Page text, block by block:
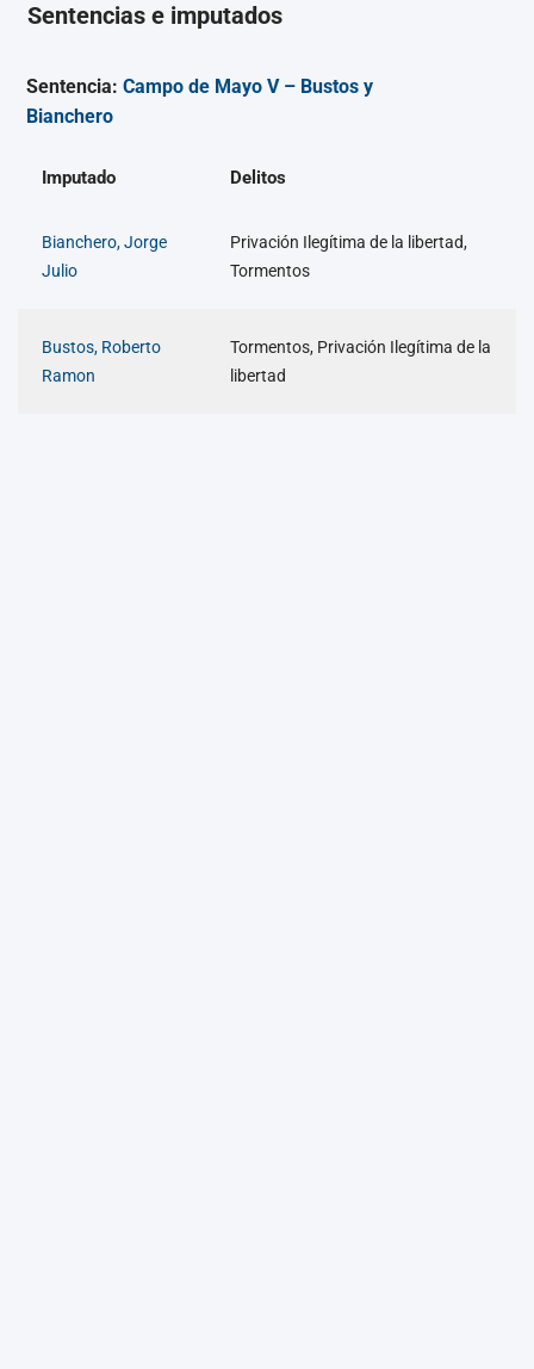
Sentencias e imputados
Sentencia:Campo de Mayo V – Bustos y
Bianchero
Imputado Delitos
Bianchero, Jorge
Julio
Privación Ilegítima de la libertad,
Tormentos
Bustos, Roberto
Ramon
Tormentos, Privación Ilegítima de la
libertad